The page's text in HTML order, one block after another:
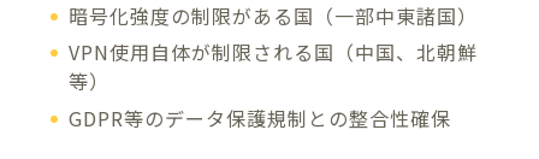
暗号化強度の制限がある国（一部中東諸国）
VPN使用自体が制限される国（中国、北朝鮮
等）
GDPR等のデータ保護規制との整合性確保